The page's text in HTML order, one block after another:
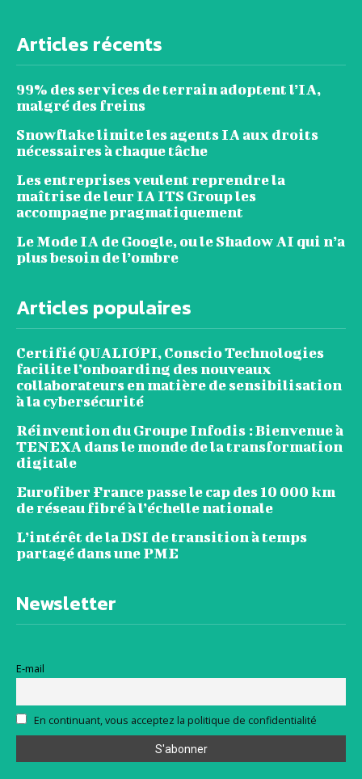
Articles récents
99% des services de terrain adoptent l’IA,
malgré des freins
Snowflake limite les agents IA aux droits
nécessaires à chaque tâche
Les entreprises veulent reprendre la
maîtrise de leur IA ITS Group les
accompagne pragmatiquement
Le Mode IA de Google, ou le Shadow AI qui n’a
plus besoin de l’ombre
Articles populaires
Certifié QUALIOPI, Conscio Technologies
facilite l’onboarding des nouveaux
collaborateurs en matière de sensibilisation
à la cybersécurité
Réinvention du Groupe Infodis : Bienvenue à
TENEXA dans le monde de la transformation
digitale
Eurofiber France passe le cap des 10 000 km
de réseau fibré à l’échelle nationale
L’intérêt de la DSI de transition à temps
partagé dans une PME
Newsletter
E-mail
En continuant, vous acceptez la politique de confidentialité